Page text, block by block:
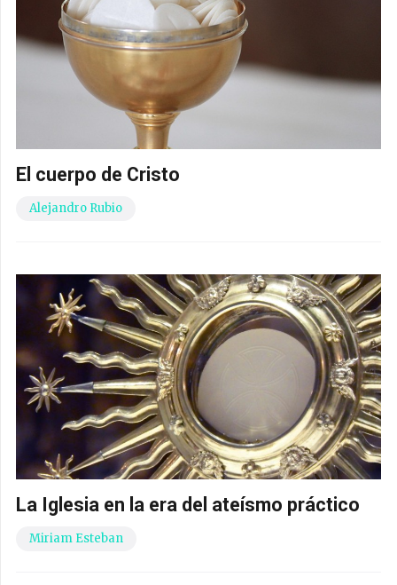
El cuerpo de Cristo
Alejandro Rubio
La Iglesia en la era del ateísmo práctico
Miriam Esteban